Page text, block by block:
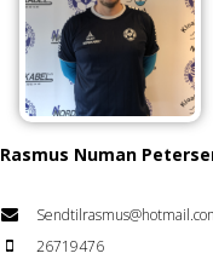
Rasmus Numan
26719476